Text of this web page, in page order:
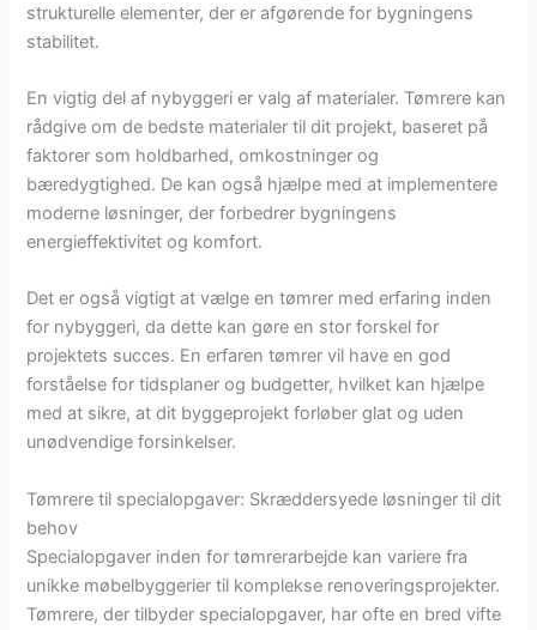
strukturelle elementer, der er afgørende for bygningens
stabilitet.
En vigtig del af nybyggeri er valg af materialer. Tømrere kan
rådgive om de bedste materialer til dit projekt, baseret på
faktorer som holdbarhed, omkostninger og
bæredygtighed. De kan også hjælpe med at implementere
moderne løsninger, der forbedrer bygningens
energieffektivitet og komfort.
Det er også vigtigt at vælge en tømrer med erfaring inden
for nybyggeri, da dette kan gøre en stor forskel for
projektets succes. En erfaren tømrer vil have en god
forståelse for tidsplaner og budgetter, hvilket kan hjælpe
med at sikre, at dit byggeprojekt forløber glat og uden
unødvendige forsinkelser.
Tømrere til specialopgaver: Skræddersyede løsninger til dit
behov
Specialopgaver inden for tømrerarbejde kan variere fra
unikke møbelbyggerier til komplekse renoveringsprojekter.
Tømrere, der tilbyder specialopgaver, har ofte en bred vifte